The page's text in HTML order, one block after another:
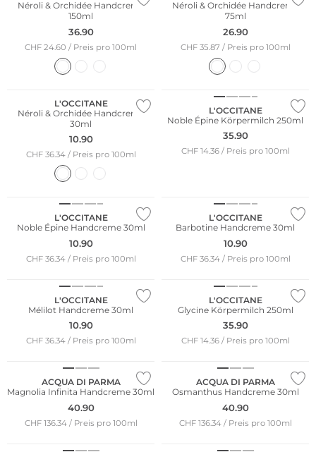
Néroli & Orchidée Handcreme
150ml
36.90
CHF 24.60 / Preis pro 100ml
Néroli & Orchidée Handcreme
75ml
26.90
CHF 35.87 / Preis pro 100ml
L'OCCITANE
Néroli & Orchidée Handcreme
30ml
10.90
CHF 36.34 / Preis pro 100ml
L'OCCITANE
Noble Épine Körpermilch 250ml
35.90
CHF 14.36 / Preis pro 100ml
L'OCCITANE
Noble Épine Handcreme 30ml
10.90
CHF 36.34 / Preis pro 100ml
L'OCCITANE
Barbotine Handcreme 30ml
10.90
CHF 36.34 / Preis pro 100ml
L'OCCITANE
Mélilot Handcreme 30ml
10.90
CHF 36.34 / Preis pro 100ml
L'OCCITANE
Glycine Körpermilch 250ml
35.90
CHF 14.36 / Preis pro 100ml
ACQUA DI PARMA
Magnolia Infinita Handcreme 30ml
40.90
CHF 136.34 / Preis pro 100ml
ACQUA DI PARMA
Osmanthus Handcreme 30ml
40.90
CHF 136.34 / Preis pro 100ml